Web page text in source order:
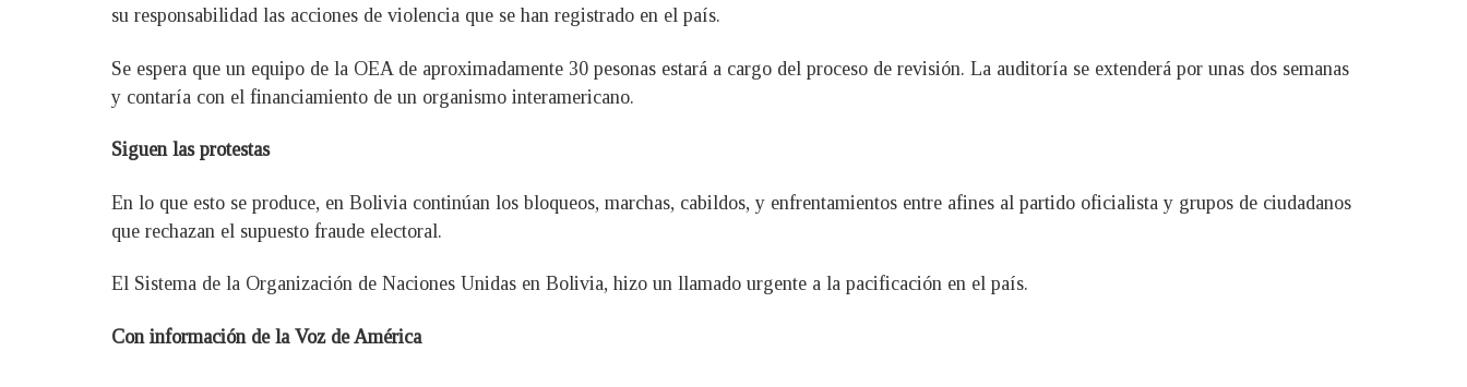
su responsabilidad las acciones de violencia que se han registrado en el país.
Se espera que un equipo de la OEA de aproximadamente 30 pesonas estará a cargo del proceso de revisión. La auditoría se extenderá por unas dos semanas
y contaría con el financiamiento de un organismo interamericano.
Siguen las protestas
En lo que esto se produce, en Bolivia continúan los bloqueos, marchas, cabildos, y enfrentamientos entre afines al partido oficialista y grupos de ciudadanos
que rechazan el supuesto fraude electoral.
El Sistema de la Organización de Naciones Unidas en Bolivia, hizo un llamado urgente a la pacificación en el país.
Con información de la Voz de América